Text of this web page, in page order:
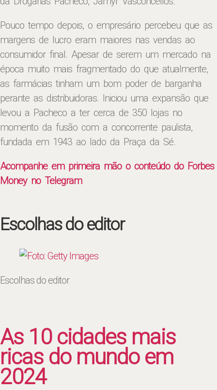
Pouco tempo depois, o empresário percebeu que as
margens de lucro eram maiores nas vendas ao
consumidor final. Apesar de serem um mercado na
época muito mais fragmentado do que atualmente,
as farmácias tinham um bom poder de barganha
perante as distribuidoras. Iniciou uma expansão que
levou a Pacheco a ter cerca de 350 lojas no
momento da fusão com a concorrente paulista,
fundada em 1943 ao lado da Praça da Sé.
Acompanhe em primeira mão o conteúdo do Forbes
Money no Telegram
Escolhas do editor
Escolhas do editor
As 10 cidades mais
ricas do mundo em
2024